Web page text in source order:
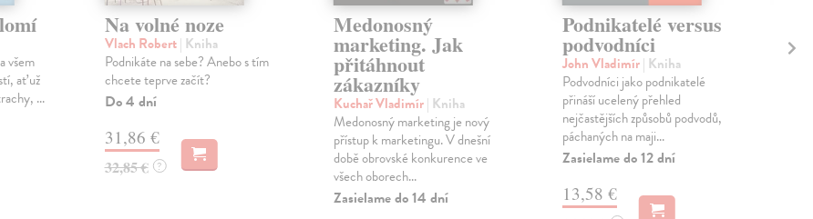
všem
ať už
...
Na volné noze
Vlach Robert| Kniha
Podnikáte na sebe? Anebo s tím
chcete teprve začít?
Do 4 dní
31,86 €
32,85 € ?
Medonosný
marketing. Jak
přitáhnout
zákazníky
Kuchař Vladimír| Kniha
Medonosný marketing je nový
přístup k marketingu. V dnešní
době obrovské konkurence ve
všech oborech...
Zasielame do 14 dní
Podnikatelé versus
podvodníci
John Vladimír| Kniha
Podvodníci jako podnikatelé
přináší ucelený přehled
nejčastějších způsobů podvodů,
páchaných na maji...
Zasielame do 12 dní
13,58 €